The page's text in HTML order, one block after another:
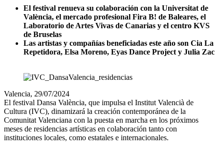
El festival renueva su colaboración con la Universitat de
València, el mercado profesional Fira B! de Baleares, el
Laboratorio de Artes Vivas de Canarias y el centro KVS
de Bruselas
Las artistas y compañías beneficiadas este año son Cia La
Repetidora, Elsa Moreno, Eyas Dance Project y Julia Zac
Valencia, 29/07/2024
El festival Dansa València, que impulsa el Institut Valencià de
Cultura (IVC), dinamizará la creación contemporánea de la
Comunitat Valenciana con la puesta en marcha en los próximos
meses de residencias artísticas en colaboración tanto con
instituciones locales, como estatales e internacionales.